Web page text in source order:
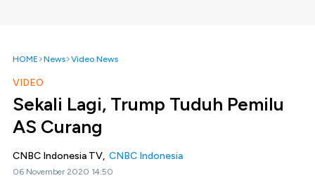
HOME News Video News
VIDEO
Sekali Lagi, Trump Tuduh Pemilu
AS Curang
CNBC Indonesia TV, CNBC Indonesia
06 November 2020 14:50